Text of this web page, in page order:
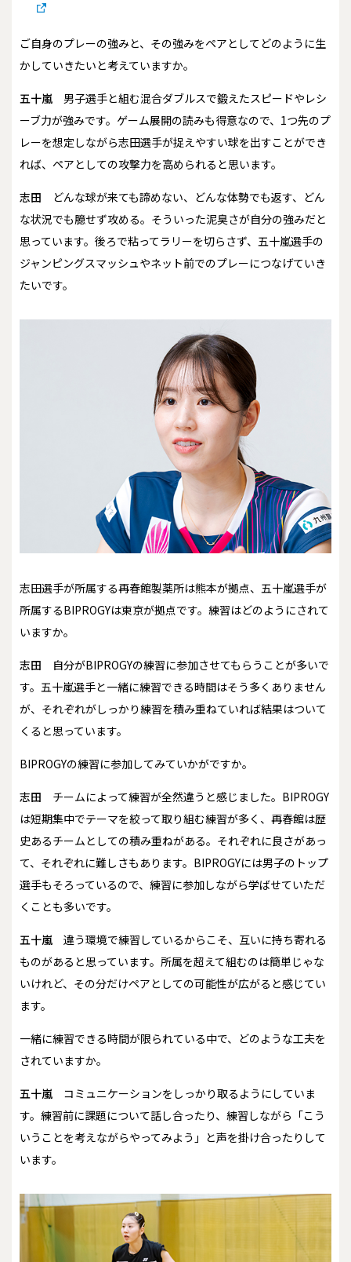
――ご自身のプレーの強みと、その強みをペアとしてどのように生
かしていきたいと考えていますか。
五十嵐
男子選手と組む混合ダブルスで鍛えたスピードやレシ
ーブ力が強みです。ゲーム展開の読みも得意なので、1つ先のプ
レーを想定しながら志田選手が捉えやすい球を出すことができ
れば、ペアとしての攻撃力を高められると思います。
志田
どんな球が来ても諦めない、どんな体勢でも返す、どん
な状況でも臆せず攻める。そういった泥臭さが自分の強みだと
思っています。後ろで粘ってラリーを切らさず、五十嵐選手の
ジャンピングスマッシュやネット前でのプレーにつなげていき
たいです。
――志田選手が所属する再春館製薬所は熊本が拠点、五十嵐選手が
所属するBIPROGYは東京が拠点です。練習はどのようにされて
いますか。
志田
自分がBIPROGYの練習に参加させてもらうことが多いで
す。五十嵐選手と一緒に練習できる時間はそう多くありません
が、それぞれがしっかり練習を積み重ねていれば結果はついて
くると思っています。
――BIPROGYの練習に参加してみていかがですか。
志田
チームによって練習が全然違うと感じました。BIPROGY
は短期集中でテーマを絞って取り組む練習が多く、再春館は歴
史あるチームとしての積み重ねがある。それぞれに良さがあっ
て、それぞれに難しさもあります。BIPROGYには男子のトップ
選手もそろっているので、練習に参加しながら学ばせていただ
くことも多いです。
五十嵐
違う環境で練習しているからこそ、互いに持ち寄れる
ものがあると思っています。所属を超えて組むのは簡単じゃな
いけれど、その分だけペアとしての可能性が広がると感じてい
ます。
――一緒に練習できる時間が限られている中で、どのような工夫を
されていますか。
五十嵐
コミュニケーションをしっかり取るようにしていま
す。練習前に課題について話し合ったり、練習しながら「こう
いうことを考えながらやってみよう」と声を掛け合ったりして
います。